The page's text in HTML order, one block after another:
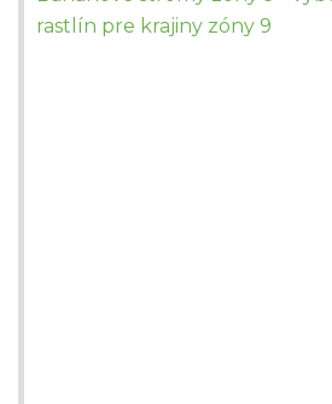
rastlín pre krajiny zóny 9